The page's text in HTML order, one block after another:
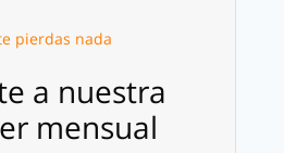
pierdas nada
a nuestra
mensual